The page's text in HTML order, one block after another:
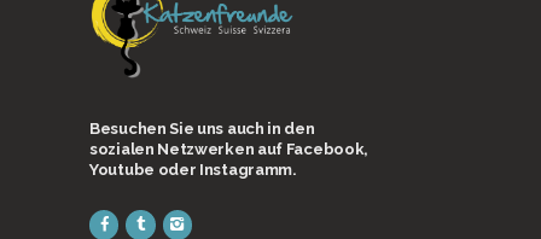
Besuchen Sie uns auch in den
sozialen Netzwerken auf Facebook,
Youtube oder Instagramm.